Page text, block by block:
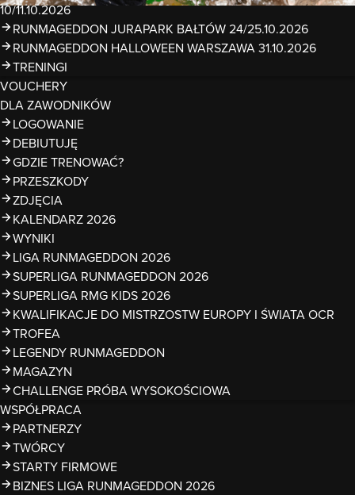
10/11.10.2026
RUNMAGEDDON JURAPARK BAŁTÓW 24/25.10.2026
RUNMAGEDDON HALLOWEEN WARSZAWA 31.10.2026
TRENINGI
VOUCHERY
DLA ZAWODNIKÓW
LOGOWANIE
DEBIUTUJĘ
GDZIE TRENOWAĆ?
PRZESZKODY
ZDJĘCIA
KALENDARZ 2026
WYNIKI
LIGA RUNMAGEDDON 2026
SUPERLIGA RUNMAGEDDON 2026
SUPERLIGA RMG KIDS 2026
KWALIFIKACJE DO MISTRZOSTW EUROPY I ŚWIATA OCR
TROFEA
LEGENDY RUNMAGEDDON
MAGAZYN
CHALLENGE PRÓBA WYSOKOŚCIOWA
WSPÓŁPRACA
PARTNERZY
TWÓRCY
STARTY FIRMOWE
BIZNES LIGA RUNMAGEDDON 2026